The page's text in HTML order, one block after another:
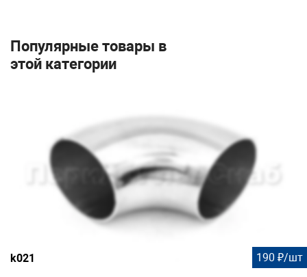
Популярные товары в
этой категории
k021 190 ₽/шт